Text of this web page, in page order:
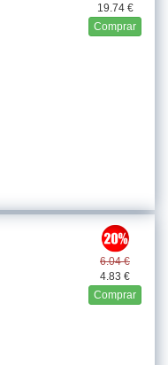
19.74 €
Comprar
6.04 €
4.83 €
Comprar